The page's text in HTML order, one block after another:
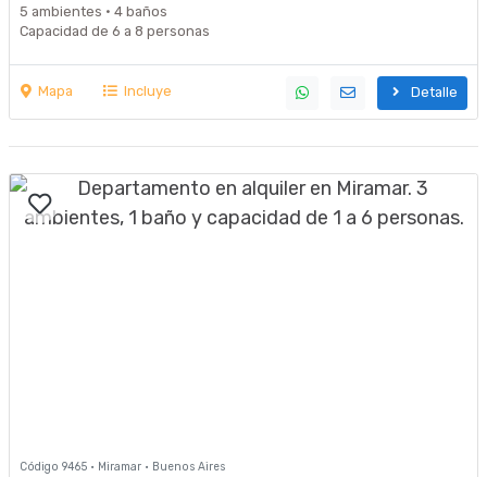
5 ambientes · 4 baños
Capacidad de 6 a 8 personas
Mapa Incluye Detalle
Código 9465 · Miramar · Buenos Aires